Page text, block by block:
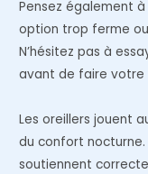
Pensez également
option trop ferme
N’hésitez pas à
avant de faire votre
Les oreillers jouent
du confort nocturne.
soutiennent